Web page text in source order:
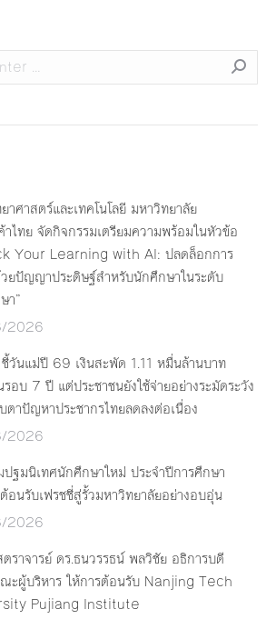
าศาสตร์และเทคโนโลยี มหาวิทยาลัย
ไทย จัดกิจกรรมเตรียมความพร้อมในหัวข้อ
Your Learning with AI: ปลดล็อกการ
วยปัญญาประดิษฐ์สำหรับนักศึกษาในระดับ
า”
2026
วันแม่ปี 69 เงินสะพัด 1.11 หมื่นล้านบาท
อบ 7 ปี แต่ประชาชนยังใช้จ่ายอย่างระมัดระวัง
ตาปัญหาประชากรไทยลดลงต่อเนื่อง
2026
ปฐมนิเทศนักศึกษาใหม่ ประจำปีการศึกษา
นรับเฟรชชี่สู่รั้วมหาวิทยาลัยอย่างอบอุ่น
2026
ราจารย์ ดร.ธนวรรธน์ พลวิชัย อธิการบดี
ะผู้บริหาร ให้การต้อนรับ Nanjing Tech
Pujiang Institute